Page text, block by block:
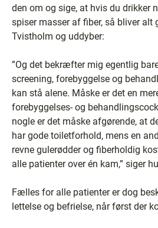
den om og sige, at hvis du drikker
spiser masser af fiber, så bliver alt
Tvistholm og uddyber:
”Og det bekræfter mig egentlig
screening, forebyggelse og
kan stå alene. Måske er det en
forebyggelses- og
nogle er det måske afgørende, at
har gode toiletforhold, mens en
revne gulerødder og fiberholdig
alle patienter over én kam,” siger
Fælles for alle patienter er dog
lettelse og befrielse, når først der